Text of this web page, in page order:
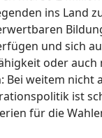
ins Land
und sich
oder auch
Bei weitem nicht
ist
für die